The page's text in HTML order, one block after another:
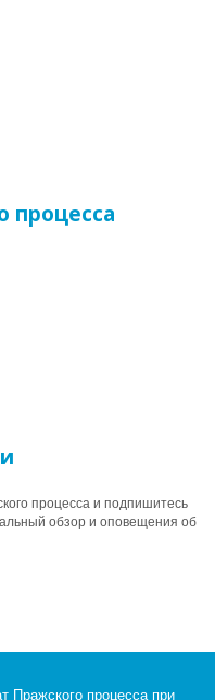
процесса
процесса и подпишитесь
обзор и оповещения об
Пражского процесса при